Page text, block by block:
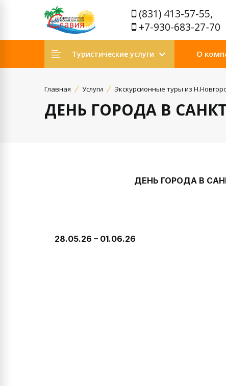
(831) 413-57-55,
+7-930-683-27-70
Туристические услуги О
Главная Услуги Экскурсионные туры из
ДЕНЬ ГОРОДА В
ДЕНЬ ГОРОДА В САНКТ-
28.05.26 – 01.06.26